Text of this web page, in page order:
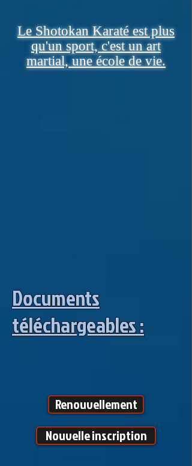
Le Shotokan Karaté est plus
qu'un sport, c'est un art
martial, une école de vie.
Documents
téléchargeables :
Renouvellement
Nouvelle inscription